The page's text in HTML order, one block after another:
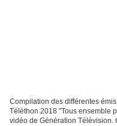
Compilation des différentes
Téléthon 2018 "Tous ensemble
vidéo de Génération Télévision.